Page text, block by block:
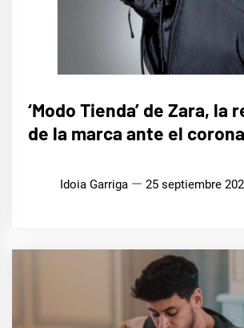
STYLE
‘Modo Tienda’ de Zara, la
de la marca ante el
Idoia Garriga 25 septiembre